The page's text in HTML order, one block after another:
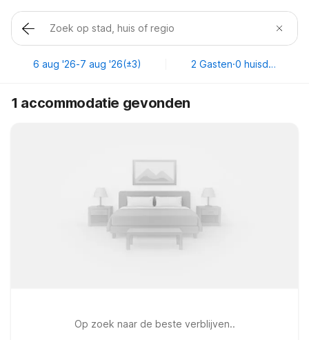
6 aug '26-7 aug '26(±3) 2 Gasten· 0 huisdieren
1 accommodatie gevonden
Op zoek naar de beste verblijven..